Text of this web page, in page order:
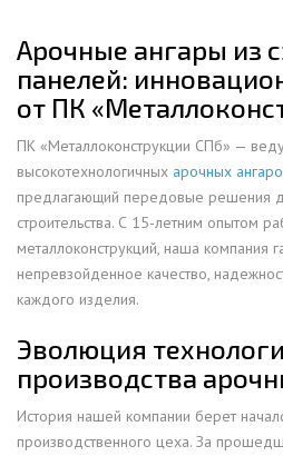
Арочные ангары из
панелей:
от ПК
ПК «Металлоконструкции СПб» —
высокотехнологичных арочных
предлагающий передовые решения
строительства. С 15-летним опытом
металлоконструкций, наша компания
непревзойденное качество,
каждого изделия.
Эволюция
производства
История нашей компании берет
производственного цеха. За